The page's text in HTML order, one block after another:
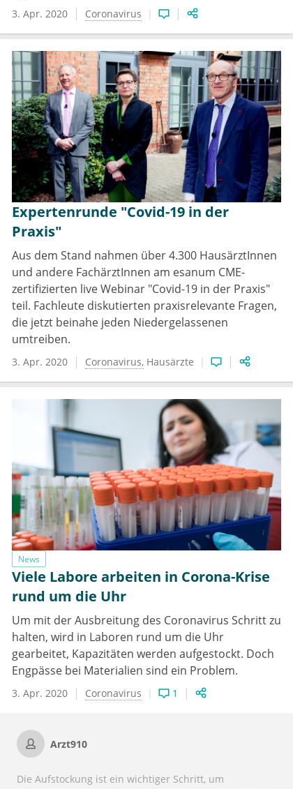
3. Apr. 2020 Coronavirus
Expertenrunde "Covid-19 in der
Praxis"
Aus dem Stand nahmen über 4.300 HausärztInnen
und andere FachärztInnen am esanum CME-
zertifizierten live Webinar "Covid-19 in der Praxis"
teil. Fachleute diskutierten praxisrelevante Fragen,
die jetzt beinahe jeden Niedergelassenen
umtreiben.
3. Apr. 2020 Coronavirus Hausärzte
News
Viele Labore arbeiten in Corona-Krise
rund um die Uhr
Um mit der Ausbreitung des Coronavirus Schritt zu
halten, wird in Laboren rund um die Uhr
gearbeitet, Kapazitäten werden aufgestockt. Doch
Engpässe bei Materialien sind ein Problem.
3. Apr. 2020 Coronavirus 1
Arzt910
Die Aufstockung ist ein wichtiger Schritt, um